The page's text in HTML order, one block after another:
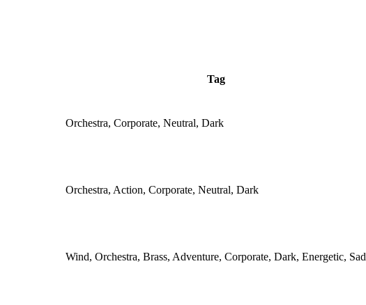
Tag
Orchestra, Corporate, Neutral, Dark
Orchestra, Action, Corporate, Neutral, Dark
Wind, Orchestra, Brass, Adventure, Corporate, Dark, Energetic, Sad